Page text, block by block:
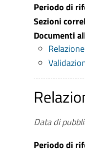
Periodo di
Sezioni
Documenti
Data di
Periodo di